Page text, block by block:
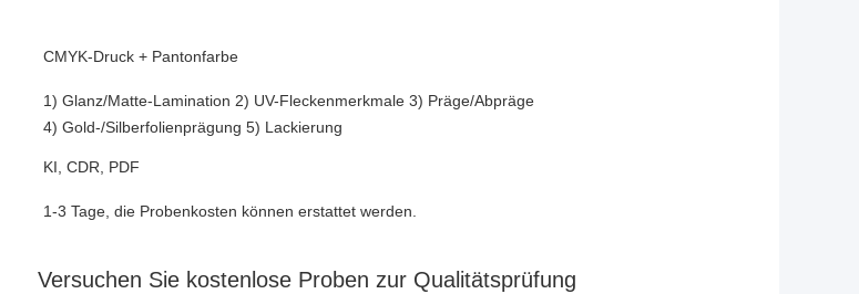
CMYK-Druck + Pantonfarbe
1) Glanz/Matte-Lamination 2) UV-Fleckenmerkmale 3) Präge/Abpräge
4) Gold-/Silberfolienprägung 5) Lackierung
KI, CDR, PDF
1-3 Tage, die Probenkosten können erstattet werden.
Versuchen Sie kostenlose Proben zur Qualitätsprüfung